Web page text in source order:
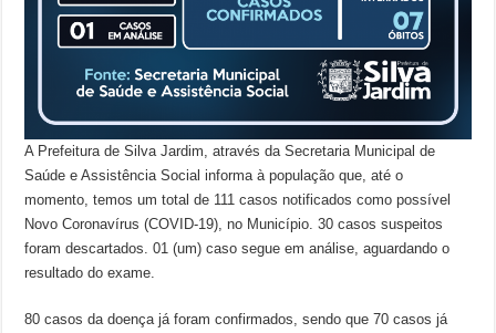
A Prefeitura de Silva Jardim, através da Secretaria Municipal de
Saúde e Assistência Social informa à população que, até o
momento, temos um total de 111 casos notificados como possível
Novo Coronavírus (COVID-19), no Município. 30 casos suspeitos
foram descartados. 01 (um) caso segue em análise, aguardando o
resultado do exame.
80 casos da doença já foram confirmados, sendo que 70 casos já